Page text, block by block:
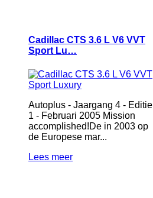
Cadillac CTS 3.6 L V6 VVT
Sport Lu…
Autoplus - Jaargang 4 - Editie
1 - Februari 2005 Mission
accomplished!De in 2003 op
de Europese mar...
Lees meer